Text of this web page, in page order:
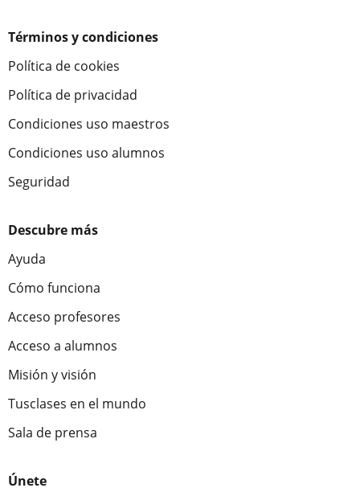
Términos y condiciones
Política de cookies
Política de privacidad
Condiciones uso maestros
Condiciones uso alumnos
Seguridad
Descubre más
Ayuda
Cómo funciona
Acceso profesores
Acceso a alumnos
Misión y visión
Tusclases en el mundo
Sala de prensa
Únete